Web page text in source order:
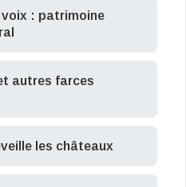
voix : patrimoine
autres farces
les châteaux